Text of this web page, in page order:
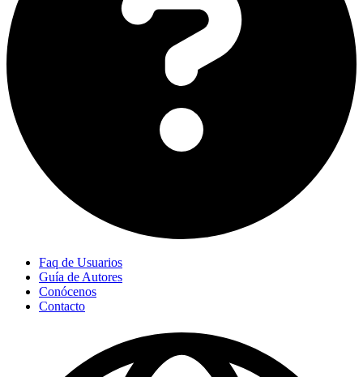
Faq de Usuarios
Guía de Autores
Conócenos
Contacto